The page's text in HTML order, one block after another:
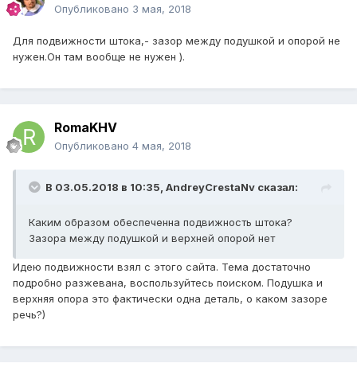
Опубликовано 3 мая, 2018
Для подвижности штока,- зазор между подушкой и опорой не
нужен.Он там вообще не нужен ).
RomaKHV
Опубликовано 4 мая, 2018
В 03.05.2018 в 10:35, AndreyCrestaNv сказал:
Каким образом обеспеченна подвижность штока?
Зазора между подушкой и верхней опорой нет
Идею подвижности взял с этого сайта. Тема достаточно
подробно разжевана, воспользуйтесь поиском. Подушка и
верхняя опора это фактически одна деталь, о каком зазоре
речь?)